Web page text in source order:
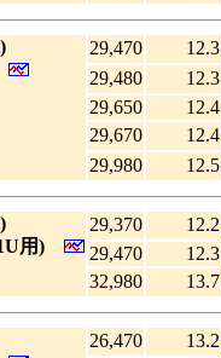
29,470 12.3
29,480
12.3
29,650
12.4
29,670
12.4
29,980
12.5
用)
29,370 12.2
29,470
12.3
32,980
13.7
26,470 13.2